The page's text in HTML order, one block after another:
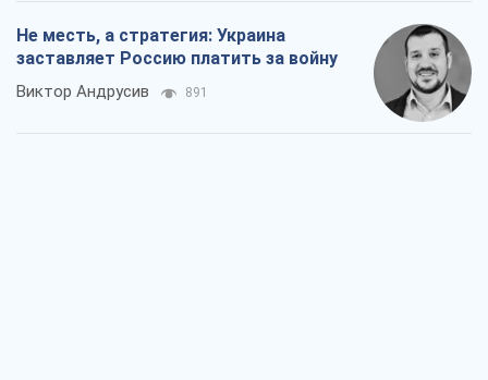
Не месть, а стратегия: Украина
заставляет Россию платить за войну
Виктор Андрусив 891